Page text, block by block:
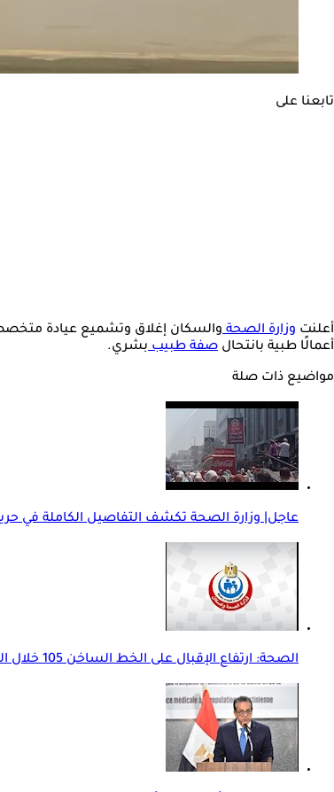
تابعنا على
أعلنت وزارة الصحةوالسكان إغلاق وتشميع عيادة
أعمالًا طبية بانتحال صفة طبيببشري.
مواضيع ذات صلة
عاجل| وزارة الصحة تكشف التفاصيل الكاملة في
الصحة: ارتفاع الإقبال على الخط الساخن 105 خلال النصف الأول من 2026